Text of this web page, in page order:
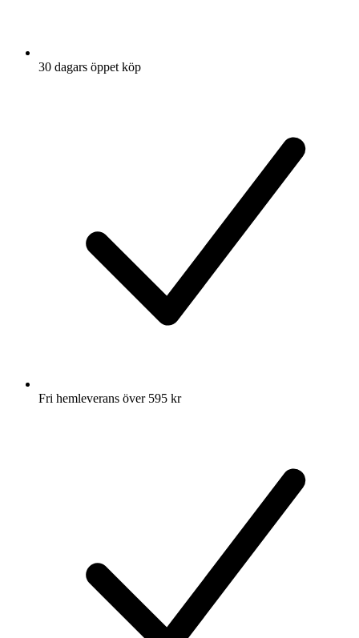
30 dagars öppet köp
Fri hemleverans över 595 kr